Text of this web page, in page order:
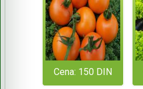
Cena: 150 DIN